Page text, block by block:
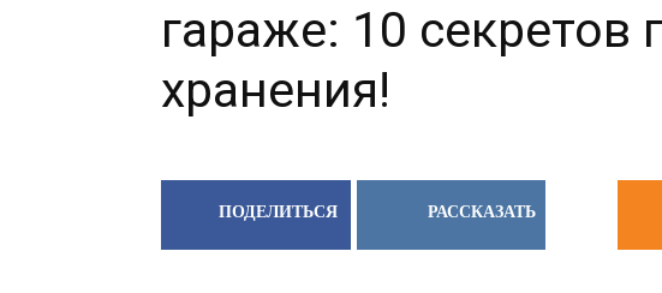
гараже: 10 секретов
хранения!
ПОДЕЛИТЬСЯ РАССКАЗАТЬ